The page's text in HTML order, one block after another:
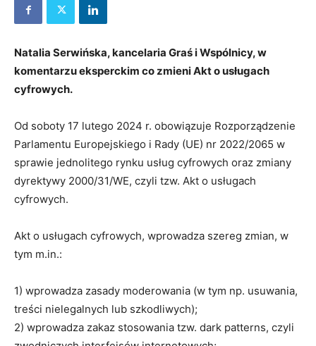
Natalia Serwińska, kancelaria Graś i Wspólnicy, w
komentarzu eksperckim co zmieni Akt o usługach
cyfrowych.
Od soboty 17 lutego 2024 r. obowiązuje Rozporządzenie
Parlamentu Europejskiego i Rady (UE) nr 2022/2065 w
sprawie jednolitego rynku usług cyfrowych oraz zmiany
dyrektywy 2000/31/WE, czyli tzw. Akt o usługach
cyfrowych.
Akt o usługach cyfrowych, wprowadza szereg zmian, w
tym m.in.:
1) wprowadza zasady moderowania (w tym np. usuwania,
treści nielegalnych lub szkodliwych);
2) wprowadza zakaz stosowania tzw. dark patterns, czyli